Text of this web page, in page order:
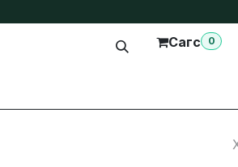
Сагс 0